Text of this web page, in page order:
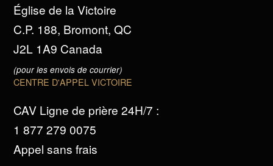
Église de la Victoire
C.P. 188, Bromont, QC
J2L 1A9 Canada
(pour les envois de courrier)
CENTRE D'APPEL VICTOIRE
CAV Ligne de prière 24H/7 :
1 877 279 0075
Appel sans frais